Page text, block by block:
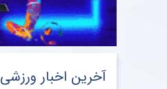
آخرین اخبار ورزشی